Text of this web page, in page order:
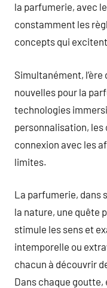
la parfumerie, avec
constamment les
concepts qui
Simultanément,
nouvelles pour la
technologies
personnalisation, les
connexion avec les
limites.
La parfumerie, dans
la nature, une quête
stimule les sens et
intemporelle ou
chacun à découvrir
Dans chaque